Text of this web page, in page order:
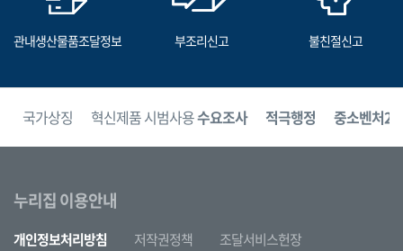
관내생산물품조달정보 부조리신고 불친절신고
국가상징 혁신제품 시범사용수요조사 적극행정 중소벤처24
누리집 이용안내
개인정보처리방침 저작권정책
조달서비스헌장